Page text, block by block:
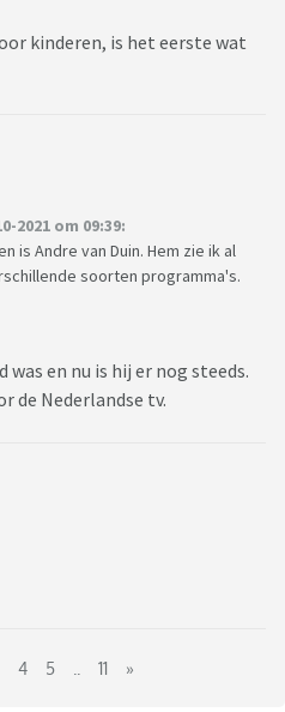
kinderen, is het eerste wat
2021 om 09:39:
is Andre van Duin. Hem zie ik al
soorten programma's.
was en nu is hij er nog steeds.
de Nederlandse tv.
4 5 11 »